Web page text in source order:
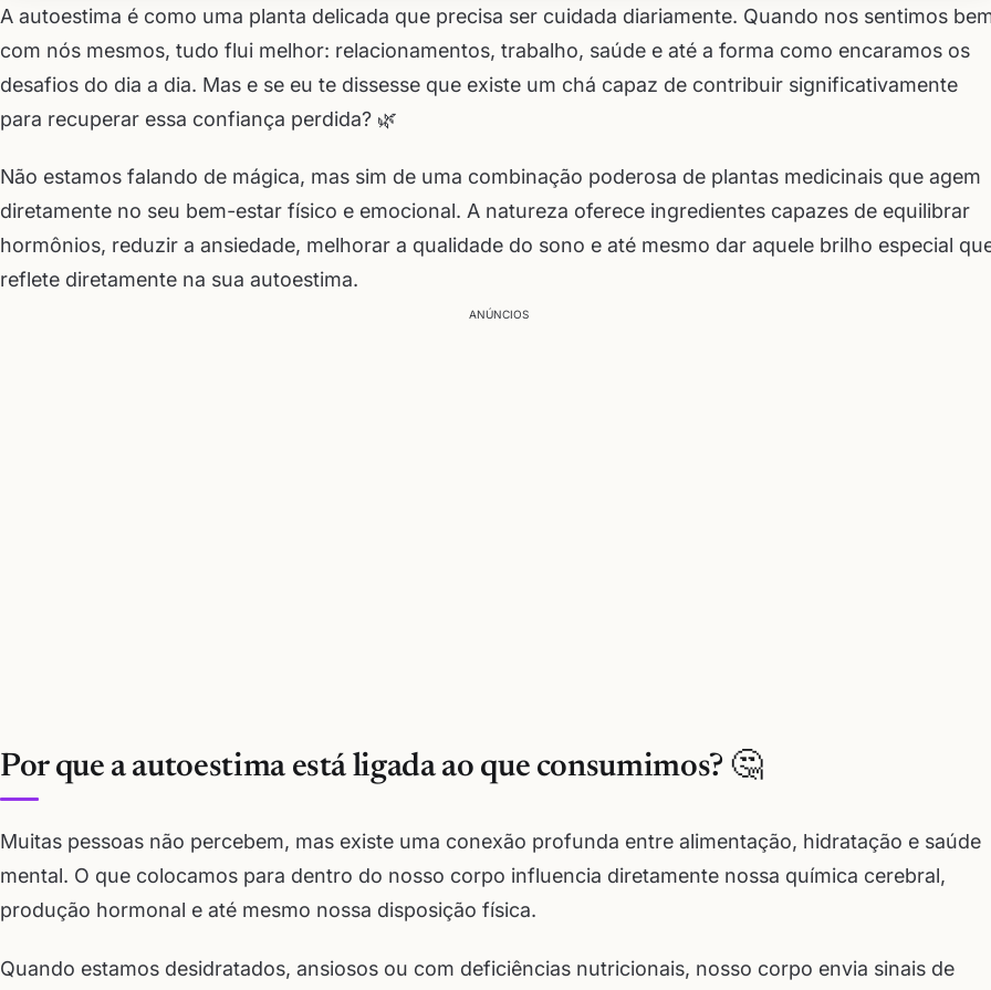
A autoestima é como uma planta delicada que precisa ser cuidada diariamente. Quando nos sentimos
com nós mesmos, tudo flui melhor: relacionamentos, trabalho, saúde e até a forma como encaramos os
desafios do dia a dia. Mas e se eu te dissesse que existe um chá capaz de contribuir significativamente
para recuperar essa confiança perdida? 🌿
Não estamos falando de mágica, mas sim de uma combinação poderosa de plantas medicinais que agem
diretamente no seu bem-estar físico e emocional. A natureza oferece ingredientes capazes de equilibrar
hormônios, reduzir a ansiedade, melhorar a qualidade do sono e até mesmo dar aquele brilho especial
reflete diretamente na sua autoestima.
ANÚNCIOS
Por que a autoestima está ligada ao que consumimos? 🤔
Muitas pessoas não percebem, mas existe uma conexão profunda entre alimentação, hidratação e saúde
mental. O que colocamos para dentro do nosso corpo influencia diretamente nossa química cerebral,
produção hormonal e até mesmo nossa disposição física.
Quando estamos desidratados, ansiosos ou com deficiências nutricionais, nosso corpo envia sinais de